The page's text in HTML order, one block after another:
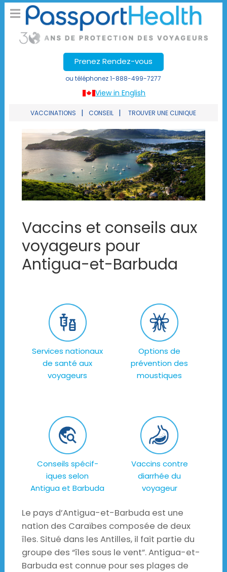
View in English
Prenez Rendez-vous
ou téléphonez1-888-499-7277
VACCINATIONS | CONSEIL | TROUVER UNE CLINIQUE
Vaccins et conseils aux
voyageurs pour
Antigua-et-Barbuda
Services nationaux
de santé aux
voyageurs
Options de
prévention des
moustiques
Conseils spécif-
iques selon
Antigua et Barbuda
Vaccins contre
diarrhée du
voyageur
Le pays d’Antigua-et-Barbuda est une
nation des Caraïbes composée de deux
îles. Situé dans les Antilles, il fait partie du
groupe des “îles sous le vent”. Antigua-et-
Barbuda est connue pour ses plages de